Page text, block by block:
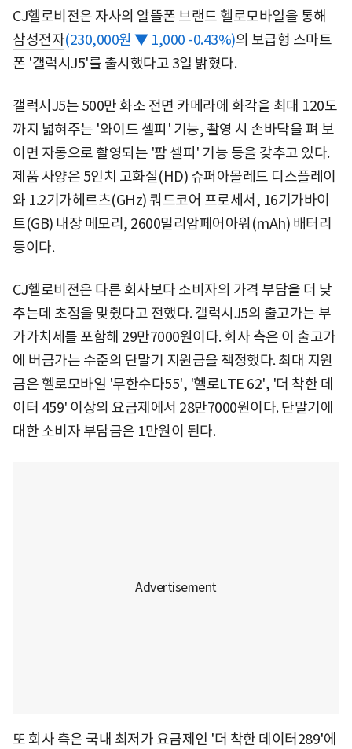
CJ헬로비전은 자사의 알뜰폰 브랜드 헬로모바일을 통해
삼성전자(230,000원 ▼ 1,000 -0.43%)의 보급형 스마트
폰 '갤럭시J5'를 출시했다고 3일 밝혔다.
갤럭시J5는 500만 화소 전면 카메라에 화각을 최대 120도
까지 넓혀주는 '와이드 셀피' 기능, 촬영 시 손바닥을 펴 보
이면 자동으로 촬영되는 '팜 셀피' 기능 등을 갖추고 있다.
제품 사양은 5인치 고화질(HD) 슈퍼아몰레드 디스플레이
와 1.2기가헤르츠(GHz) 쿼드코어 프로세서, 16기가바이
트(GB) 내장 메모리, 2600밀리암페어아워(mAh) 배터리
등이다.
CJ헬로비전은 다른 회사보다 소비자의 가격 부담을 더 낮
추는데 초점을 맞췄다고 전했다. 갤럭시J5의 출고가는 부
가가치세를 포함해 29만7000원이다. 회사 측은 이 출고가
에 버금가는 수준의 단말기 지원금을 책정했다. 최대 지원
금은 헬로모바일 '무한수다55', '헬로LTE 62', '더 착한 데
이터 459' 이상의 요금제에서 28만7000원이다. 단말기에
대한 소비자 부담금은 1만원이 된다.
또 회사 측은 국내 최저가 요금제인 '더 착한 데이터289'에